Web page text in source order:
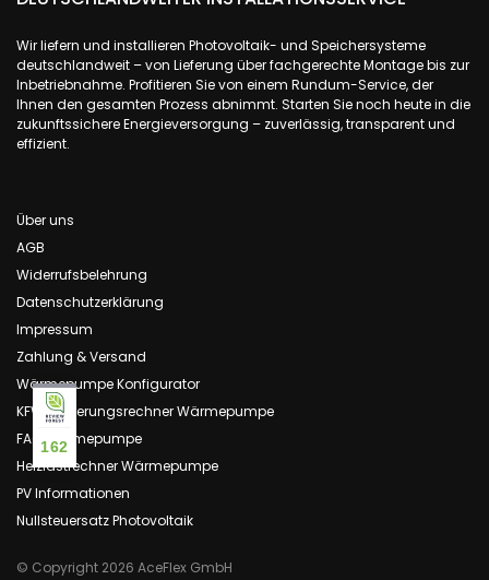
Wir liefern und installieren Photovoltaik- und Speichersysteme
deutschlandweit – von Lieferung über fachgerechte Montage bis zur
Inbetriebnahme. Profitieren Sie von einem Rundum-Service, der
Ihnen den gesamten Prozess abnimmt. Starten Sie noch heute in die
zukunftssichere Energieversorgung – zuverlässig, transparent und
effizient.
Über uns
AGB
Widerrufsbelehrung
Datenschutzerklärung
Impressum
Zahlung & Versand
Wärmepumpe Konfigurator
KFW Förderungsrechner Wärmepumpe
FAQ Wärmepumpe
Heizlastrechner Wärmepumpe
PV Informationen
Nullsteuersatz Photovoltaik
© Copyright 2026 AceFlex GmbH
162